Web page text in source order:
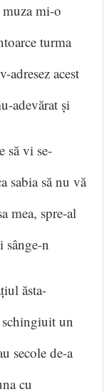
mi-o
turma
adresez acest
adevărat și
să vi se-
sabia să nu vă
mea, spre-al
n
ăsta-
un
secole de-a
cu